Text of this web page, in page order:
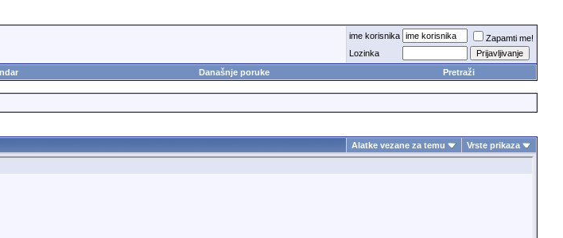
ime korisnika
Zapamti me!
Lozinka
Današnje poruke Pretraži
Alatke vezane za temu Vrste prikaza